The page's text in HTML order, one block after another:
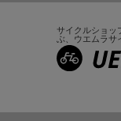
サイクルショッ
ぶ、 ウエムラサ